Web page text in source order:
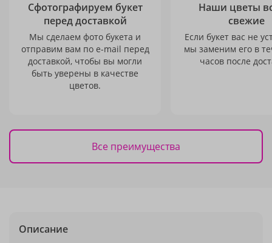
Сфотографируем букет
перед доставкой
Мы сделаем фото букета и
отправим вам по e-mail перед
доставкой, чтобы вы могли
быть уверены в качестве
цветов.
Наши цветы
свежие
Если букет вас не
мы заменим его в
часов после
Все преимущества
Описание